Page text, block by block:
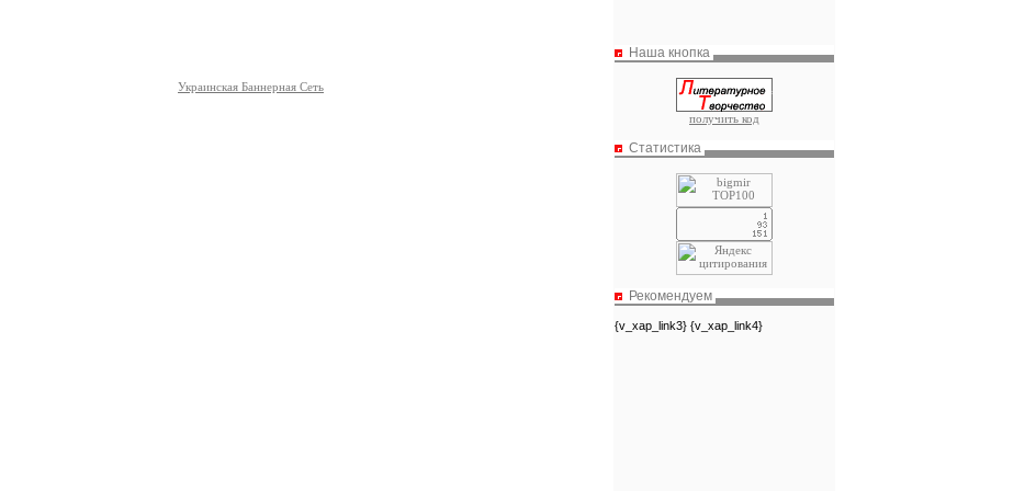
Украинская Баннерная Сеть
Наша кнопка
получить код
Статистика
Рекомендуем
{v_xap_link3} {v_xap_link4}